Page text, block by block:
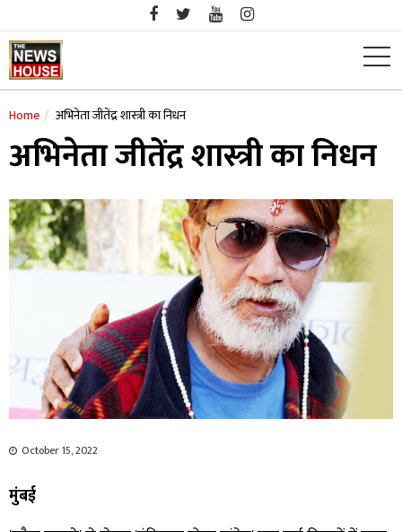
content
Home अभिनेता जीतेंद्र शास्त्री का निधन
अभिनेता जीतेंद्र शास्त्री का निधन
October 15, 2022
मुंबई